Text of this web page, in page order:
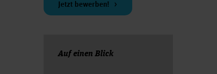
Jetzt bewerben!
Auf einen Blick